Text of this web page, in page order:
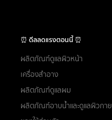
⏰ ดีลลดแรงตอนนี้ ⏰
ผลิตภัณฑ์ดูแลผิวหน้า
เครื่องสำอาง
ผลิตภัณฑ์ดูแลผม
ผลิตภัณฑ์อาบน้ำและดูแลผิวกาย